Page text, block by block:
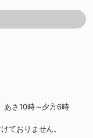
あさ10時～夕方6時
ておりません。